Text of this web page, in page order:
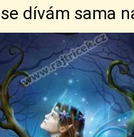
dívám sama